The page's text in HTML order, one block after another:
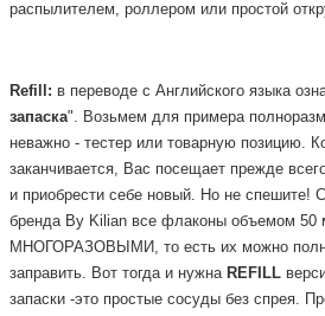
распылителем, роллером или простой
Refill: в переводе с Английского языка
запаска". Возьмем для примера
неважно - тестер или товарную позицию.
заканчивается, Вас посещает прежде
и приобрести себе новый. Но не спешите!
бренда By Kilian все флаконы объемом 50
МНОГОРАЗОВЫМИ, то есть их можно
заправить. Вот тогда и нужна REFILL
запаски -это простые сосуды без спрея.